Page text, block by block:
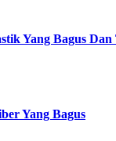
Yang Bagus
Yang Bagus